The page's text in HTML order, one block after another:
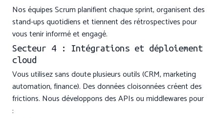
Nos équipes Scrum planifient chaque sprint, organisent des
stand-ups quotidiens et tiennent des rétrospectives pour
vous tenir informé et engagé.
Secteur 4 : Intégrations et déploiement
cloud
Vous utilisez sans doute plusieurs outils (CRM, marketing
automation, finance). Des données cloisonnées créent des
frictions. Nous développons des APIs ou middlewares pour
: